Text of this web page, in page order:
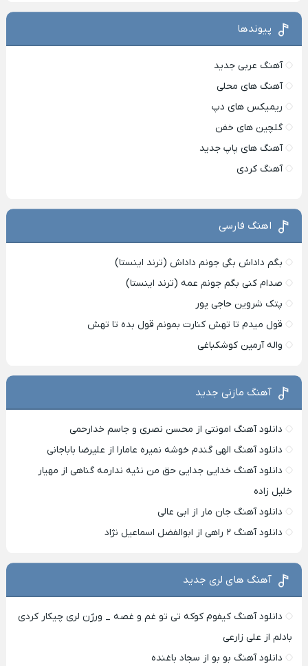
پیوندها
آهنگ عربی جدید
آهنگ های محلی
ریمیکس های دپ
گلچین های خفن
آهنگ های پاپ جدید
آهنگ کردی
اهنگ فارسی
بگم داداش بگی جونم داداش (ترند اینستا)
صدام کنی بگم جونم عمه (ترند اینستا)
پتک شروین حاجی پور
قول میدم تا تهش کنارت بمونم قول بده تا تهش
واله آرمین کوشکباغی
آهنگ مازنی جدید
دانلود آهنگ امونتی از محسن نصری و جاسم خدارحمی
دانلود آهنگ الهی گندم خوشه نمیره عامارا از علیرضا باباجانی
دانلود آهنگ خدایی جدایی حق من نئیه ندارمه گناهی از مهیار
خلیل زاده
دانلود آهنگ جان مار از ابی عالی
دانلود آهنگ ۲ راهی از ابوالفضل اسماعیل نژاد
آهنگ های لری جدید
دانلود آهنگ کیفوم کوکه تی تو غم و غصه _ ورژن لری چیکار کردی
بادلم از علی زارعی
دانلود آهنگ بو بو از سجاد باغنده